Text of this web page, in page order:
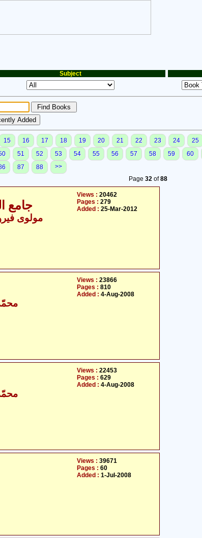
Subject
15 16 17 18 19 20 21 22 23 24 25
51 52 53 54 55 56 57 58 59 60
87 88
>>
Page 32of88
جامع
Views : 20462
Pages : 279
Added : 25-Mar-2012
Views : 23866
Pages : 810
Added : 4-Aug-2008
Views : 22453
Pages : 629
Added : 4-Aug-2008
Views : 39671
Pages : 60
Added : 1-Jul-2008